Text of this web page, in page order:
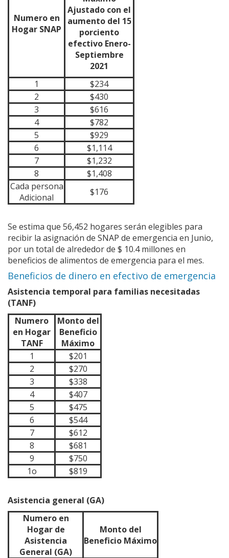
Numero en
Hogar SNAP
Ajustado con el
aumento del 15
porciento
efectivo Enero-
Septiembre
2021
1
$234
2
$430
3
$616
4
$782
5
$929
6
$1,114
7
$1,232
8
$1,408
Cada persona
Adicional
$176
Se estima que 56,452 hogares serán elegibles para
recibir la asignación de SNAP de emergencia en Junio,
por un total de alrededor de $ 10.4 millones en
beneficios de alimentos de emergencia para el mes.
Beneficios de dinero en efectivo de emergencia
Asistencia temporal para familias necesitadas
(TANF)
Numero
en Hogar
TANF
Monto del
Beneficio
Máximo
1
$201
2
$270
3
$338
4
$407
5
$475
6
$544
7
$612
8
$681
9
$750
1o
$819
Asistencia general (GA)
Numero en
Hogar de
Asistencia
General (GA)
Monto del
Beneficio Máximo